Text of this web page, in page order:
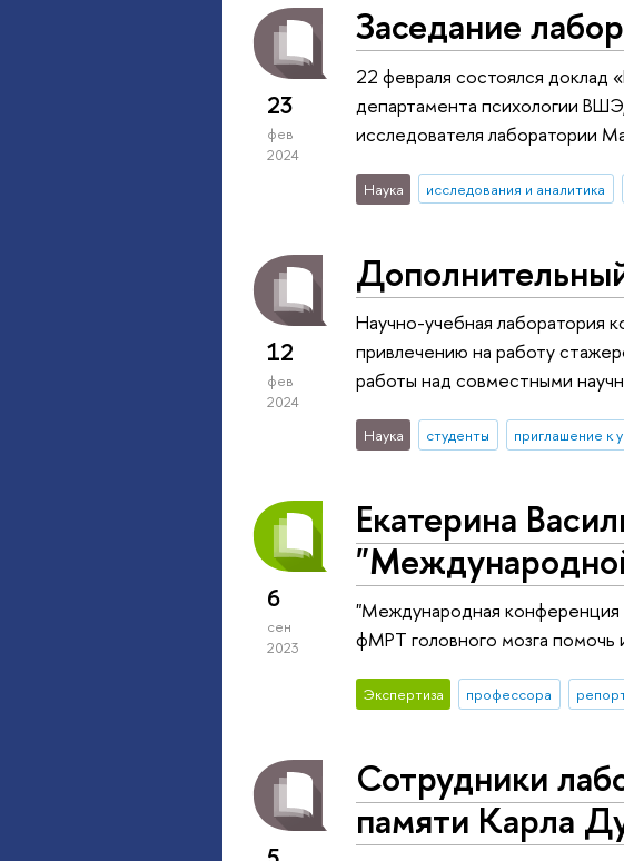
23
фев
2024
Заседание
22 февраля состоялся доклад
департамента психологии
исследователя лаборатории
Наука исследования и аналитика
12
фев
2024
Научно-учебная лаборатория
привлечению на работу
работы над совместными
Наука студенты приглашение к
6
сен
2023
Екатерина
"Международная
фМРТ головного мозга
Экспертиза профессора
Сотрудники
памяти Карла